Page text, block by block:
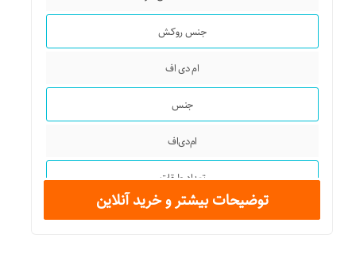
جنس روکش
ام دی اف
جنس
ام‌دی‌اف
تعداد طبقات
توضیحات بیشتر و خرید آنلاین